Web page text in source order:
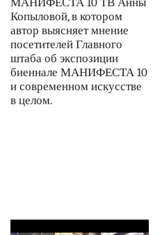
Копыловой, в котором
автор выясняет мнение
посетителей Главного
штаба об экспозиции
биеннале МАНИФЕСТА 10
и современном искусстве
в целом.